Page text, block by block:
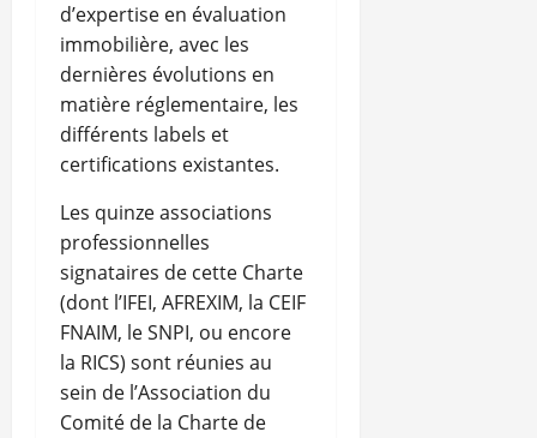
d’expertise en évaluation
immobilière, avec les
dernières évolutions en
matière réglementaire, les
différents labels et
certifications existantes.
Les quinze associations
professionnelles
signataires de cette Charte
(dont l’IFEI, AFREXIM, la CEIF
FNAIM, le SNPI, ou encore
la RICS) sont réunies au
sein de l’Association du
Comité de la Charte de